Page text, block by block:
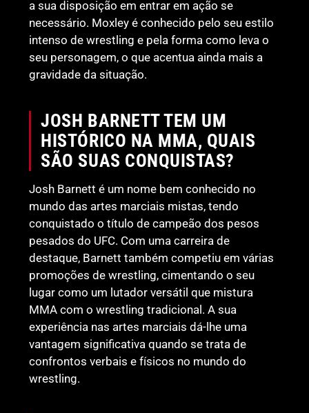
a sua disposição em entrar em ação se
necessário. Moxley é conhecido pelo seu estilo
intenso de wrestling e pela forma como leva o
seu personagem, o que acentua ainda mais a
gravidade da situação.
JOSH BARNETT TEM UM
HISTÓRICO NA MMA, QUAIS
SÃO SUAS CONQUISTAS?
Josh Barnett é um nome bem conhecido no
mundo das artes marciais mistas, tendo
conquistado o título de campeão dos pesos
pesados do UFC. Com uma carreira de
destaque, Barnett também competiu em várias
promoções de wrestling, cimentando o seu
lugar como um lutador versátil que mistura
MMA com o wrestling tradicional. A sua
experiência nas artes marciais dá-lhe uma
vantagem significativa quando se trata de
confrontos verbais e físicos no mundo do
wrestling.